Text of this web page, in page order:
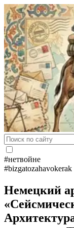
#нетвойне
#bizgatozahavokerak
Немецкий